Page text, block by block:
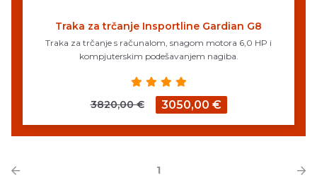
Traka za trčanje Insportline Gardian G8
Traka za trčanje s računalom, snagom motora 6,0 HP i
kompjuterskim podešavanjem nagiba.
3820,00 € 3050,00 €
1